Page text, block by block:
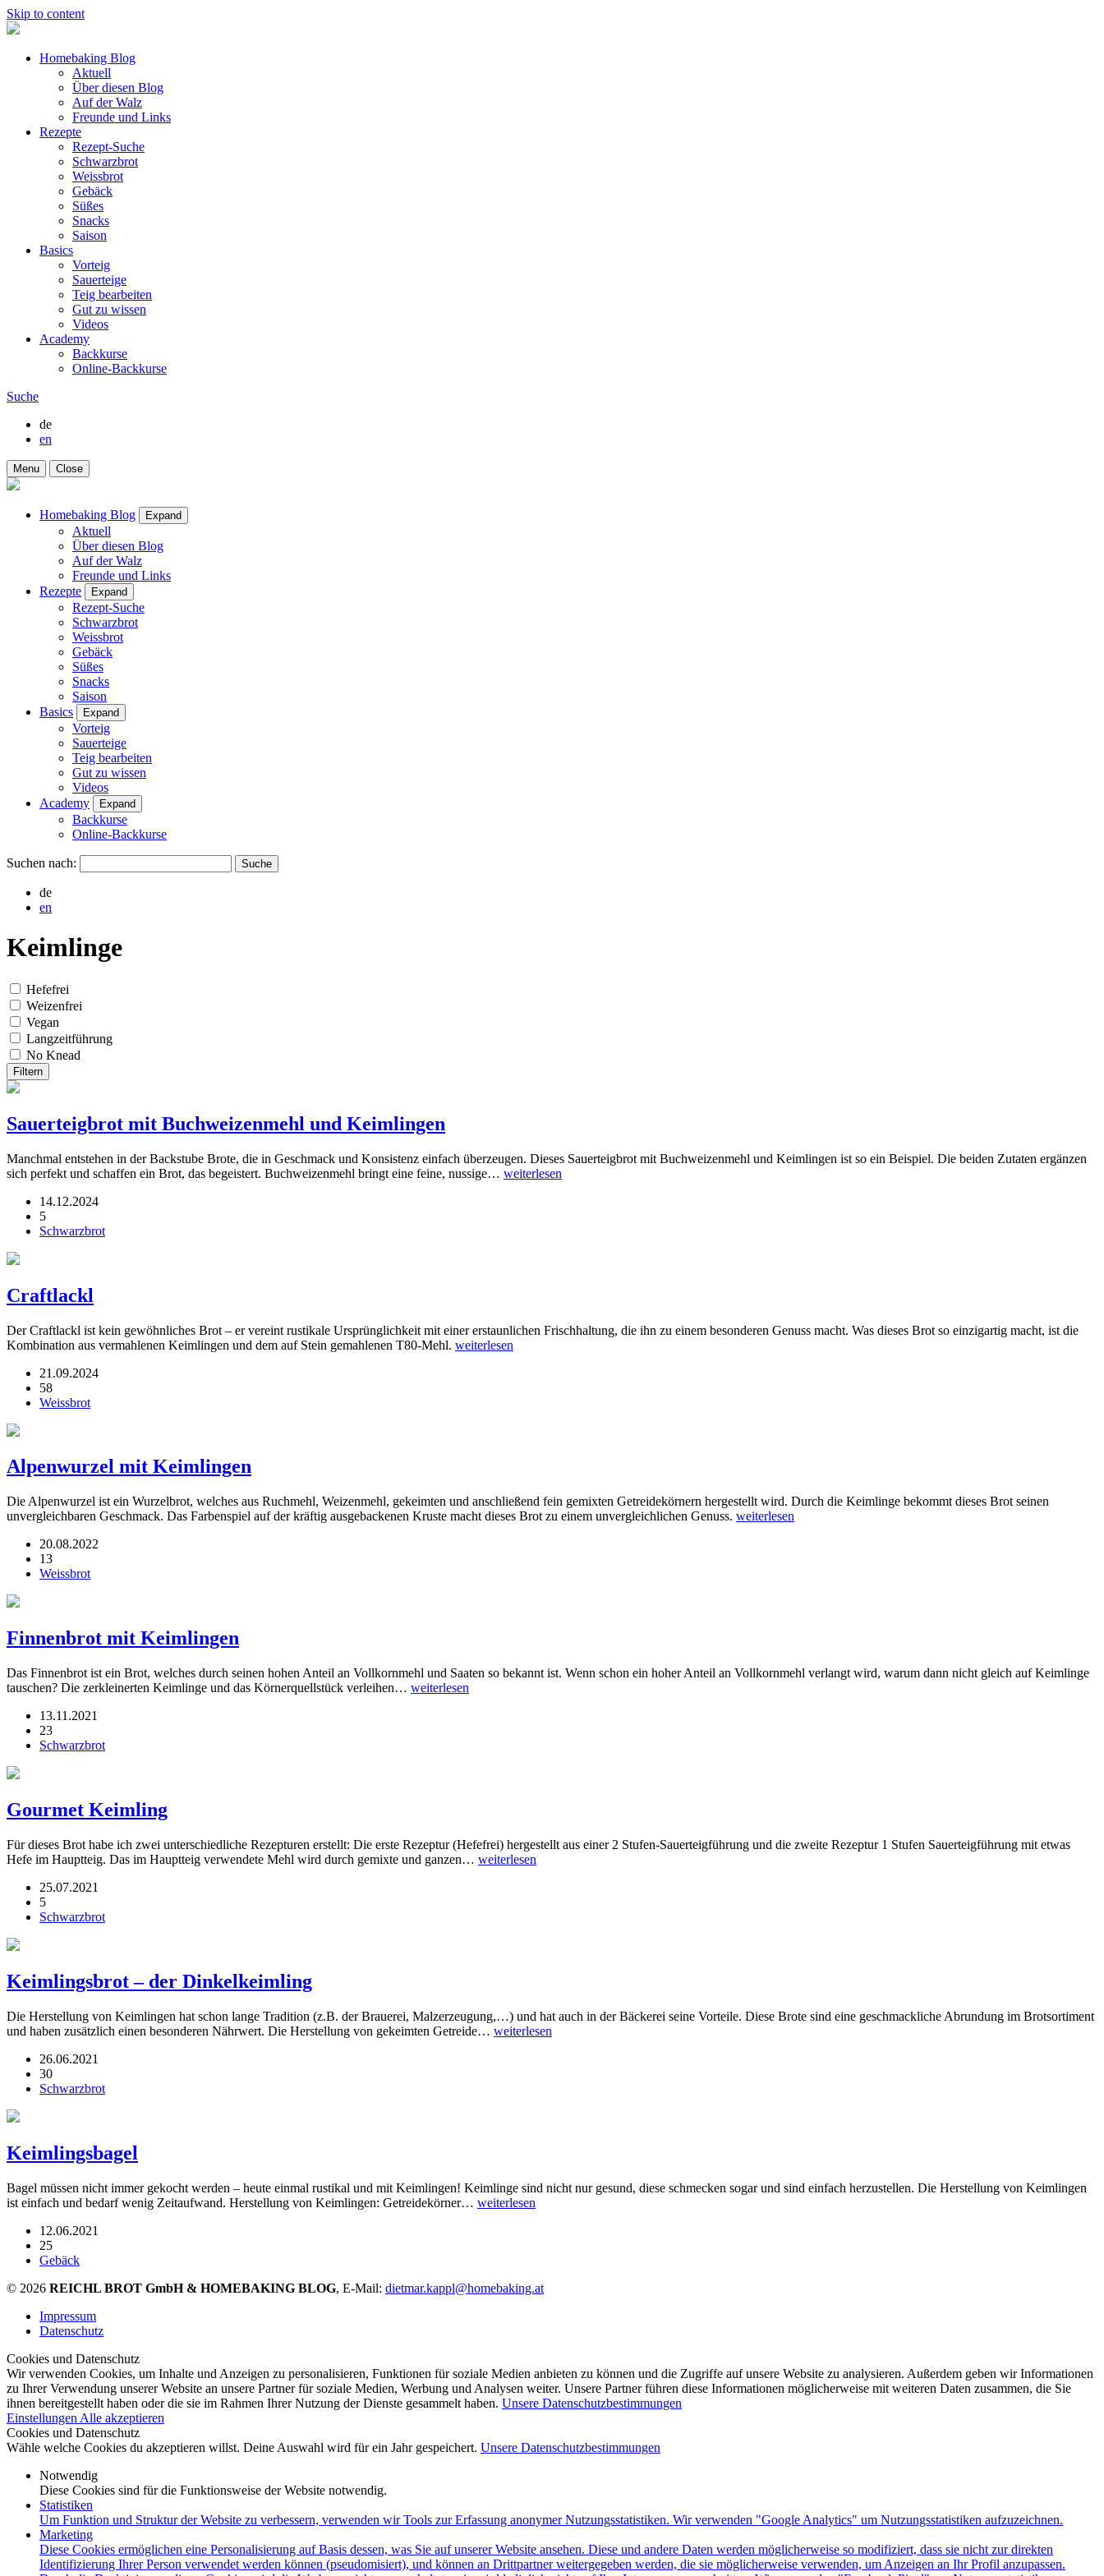
Skip to content
Homebaking Blog
Aktuell
Über diesen Blog
Auf der Walz
Freunde und Links
Rezepte
Rezept-Suche
Schwarzbrot
Weissbrot
Gebäck
Süßes
Snacks
Saison
Basics
Vorteig
Sauerteige
Teig bearbeiten
Gut zu wissen
Videos
Academy
Backkurse
Online-Backkurse
Suche
de
en
Menu Close
Homebaking Blog Expand
Aktuell
Über diesen Blog
Auf der Walz
Freunde und Links
Rezepte
Expand
Rezept-Suche
Schwarzbrot
Weissbrot
Gebäck
Süßes
Snacks
Saison
Basics
Expand
Vorteig
Sauerteige
Teig bearbeiten
Gut zu wissen
Videos
Academy
Expand
Backkurse
Online-Backkurse
Suchen nach:
de
en
Keimlinge
Hefefrei
Weizenfrei
Vegan
Langzeitführung
No Knead
Filtern
Sauerteigbrot mit Buchweizenmehl und Keimlingen
Manchmal entstehen in der Backstube Brote, die in Geschmack und Konsistenz einfach überzeugen. Dieses Sauerteigbrot mit Buchweizenmehl und Keimlingen ist so ein Beispiel. Die beiden Zutaten ergänzen
sich perfekt und schaffen ein Brot, das begeistert. Buchweizenmehl bringt eine feine, nussige… weiterlesen
14.12.2024
5
Schwarzbrot
Craftlackl
Der Craftlackl ist kein gewöhnliches Brot – er vereint rustikale Ursprünglichkeit mit einer erstaunlichen Frischhaltung, die ihn zu einem besonderen Genuss macht. Was dieses Brot so einzigartig macht, ist die
Kombination aus vermahlenen Keimlingen und dem auf Stein gemahlenen T80-Mehl. weiterlesen
21.09.2024
58
Weissbrot
Alpenwurzel mit Keimlingen
Die Alpenwurzel ist ein Wurzelbrot, welches aus Ruchmehl, Weizenmehl, gekeimten und anschließend fein gemixten Getreidekörnern hergestellt wird. Durch die Keimlinge bekommt dieses Brot seinen
unvergleichbaren Geschmack. Das Farbenspiel auf der kräftig ausgebackenen Kruste macht dieses Brot zu einem unvergleichlichen Genuss. weiterlesen
20.08.2022
13
Weissbrot
Finnenbrot mit Keimlingen
Das Finnenbrot ist ein Brot, welches durch seinen hohen Anteil an Vollkornmehl und Saaten so bekannt ist. Wenn schon ein hoher Anteil an Vollkornmehl verlangt wird, warum dann nicht gleich auf Keimlinge
tauschen? Die zerkleinerten Keimlinge und das Körnerquellstück verleihen… weiterlesen
13.11.2021
23
Schwarzbrot
Gourmet Keimling
Für dieses Brot habe ich zwei unterschiedliche Rezepturen erstellt: Die erste Rezeptur (Hefefrei) hergestellt aus einer 2 Stufen-Sauerteigführung und die zweite Rezeptur 1 Stufen Sauerteigführung mit etwas
Hefe im Hauptteig. Das im Hauptteig verwendete Mehl wird durch gemixte und ganzen… weiterlesen
25.07.2021
5
Schwarzbrot
Keimlingsbrot – der Dinkelkeimling
Die Herstellung von Keimlingen hat schon lange Tradition (z.B. der Brauerei, Malzerzeugung,…) und hat auch in der Bäckerei seine Vorteile. Diese Brote sind eine geschmackliche Abrundung im Brotsortiment
und haben zusätzlich einen besonderen Nährwert. Die Herstellung von gekeimten Getreide… weiterlesen
26.06.2021
30
Schwarzbrot
Keimlingsbagel
Bagel müssen nicht immer gekocht werden – heute einmal rustikal und mit Keimlingen! Keimlinge sind nicht nur gesund, diese schmecken sogar und sind einfach herzustellen. Die Herstellung von Keimlingen
ist einfach und bedarf wenig Zeitaufwand. Herstellung von Keimlingen: Getreidekörner… weiterlesen
12.06.2021
25
Gebäck
© 2026 REICHL BROT GmbH & HOMEBAKING BLOG, E-Mail: dietmar.kappl@homebaking.at
Impressum
Datenschutz
Cookies und Datenschutz
Wir verwenden Cookies, um Inhalte und Anzeigen zu personalisieren, Funktionen für soziale Medien anbieten zu können und die Zugriffe auf unsere Website zu analysieren. Außerdem geben wir Informationen
zu Ihrer Verwendung unserer Website an unsere Partner für soziale Medien, Werbung und Analysen weiter. Unsere Partner führen diese Informationen möglicherweise mit weiteren Daten zusammen, die Sie
ihnen bereitgestellt haben oder die sie im Rahmen Ihrer Nutzung der Dienste gesammelt haben. Unsere Datenschutzbestimmungen
Einstellungen Alle akzeptieren
Cookies und Datenschutz
Wähle welche Cookies du akzeptieren willst. Deine Auswahl wird für ein Jahr gespeichert. Unsere Datenschutzbestimmungen
Notwendig
Diese Cookies sind für die Funktionsweise der Website notwendig.
Statistiken
Um Funktion und Struktur der Website zu verbessern, verwenden wir Tools zur Erfassung anonymer Nutzungsstatistiken. Wir verwenden "Google Analytics" um Nutzungsstatistiken aufzuzeichnen.
Marketing
Diese Cookies ermöglichen eine Personalisierung auf Basis dessen, was Sie auf unserer Website ansehen. Diese und andere Daten werden möglicherweise so modifiziert, dass sie nicht zur direkten
Identifizierung Ihrer Person verwendet werden können (pseudomisiert), und können an Drittpartner weitergegeben werden, die sie möglicherweise verwenden, um Anzeigen an Ihr Profil anzupassen.